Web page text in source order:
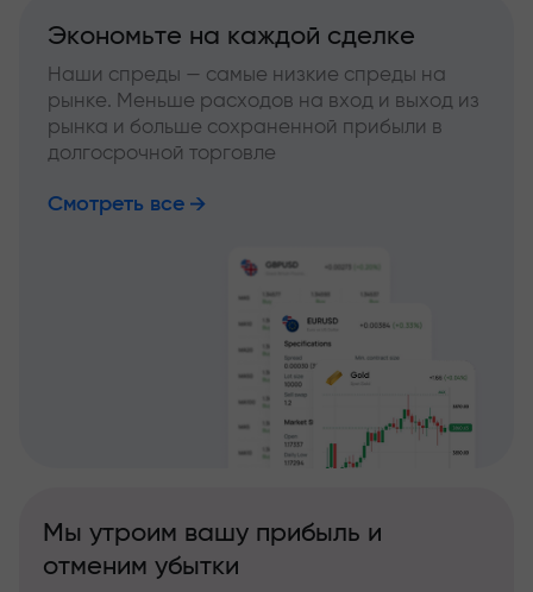
Экономьте на каждой сделке
Наши спреды — самые низкие спреды на
рынке. Меньше расходов на вход и выход из
рынка и больше сохраненной прибыли в
долгосрочной торговле
Смотреть все
Мы утроим вашу прибыль и
отменим убытки